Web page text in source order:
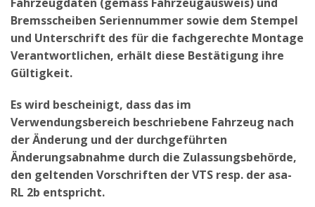
Bremsscheiben Seriennummer sowie dem Stempel
und Unterschrift des für die fachgerechte Montage
Verantwortlichen, erhält diese Bestätigung ihre
Gültigkeit.
Es wird bescheinigt, dass das im
Verwendungsbereich beschriebene Fahrzeug nach
der Änderung und der durchgeführten
Änderungsabnahme durch die Zulassungsbehörde,
den geltenden Vorschriften der VTS resp. der asa-
RL 2b entspricht.